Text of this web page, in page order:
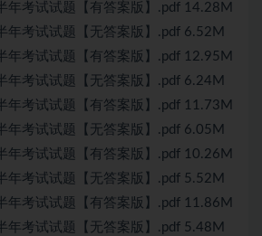
年考试试题【有答案版】.pdf 14.28M
年考试试题【无答案版】.pdf 6.52M
年考试试题【有答案版】.pdf 12.95M
年考试试题【无答案版】.pdf 6.24M
年考试试题【有答案版】.pdf 11.73M
年考试试题【无答案版】.pdf 6.05M
年考试试题【有答案版】.pdf 10.26M
年考试试题【无答案版】.pdf 5.52M
年考试试题【有答案版】.pdf 11.86M
年考试试题【无答案版】.pdf 5.48M